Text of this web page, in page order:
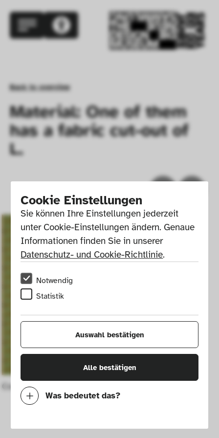
Cookie Einstellungen
Sie können Ihre Einstellungen jederzeit
unter Cookie-Einstellungen ändern. Genaue
Informationen finden Sie in unserer
Datenschutz- und Cookie-Richtlinie.
Notwendig
Statistik
Auswahl bestätigen
Alle bestätigen
Was bedeutet das?
Mit diesen Cookies können wir durch
Back to overview
Material: One of them
has a fabric cut-out of
L.
Cover fabric no. 0613